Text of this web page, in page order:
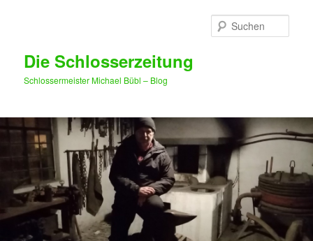
Die Schlosserzeitung
Schlossermeister Michael Bübl – Blog